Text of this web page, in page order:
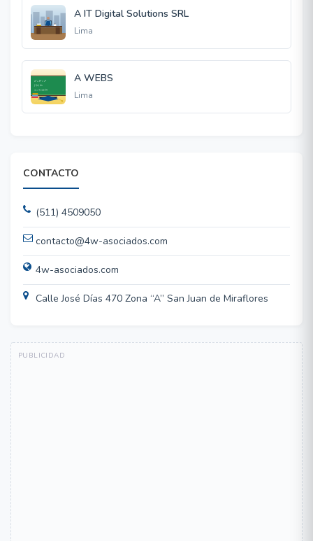
A IT Digital Solutions SRL
Lima
A WEBS
Lima
CONTACTO
(511) 4509050
contacto@4w-asociados.com
4w-asociados.com
Calle José Días 470 Zona “A” San Juan de Miraflores